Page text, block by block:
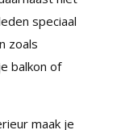
speciaal
zoals
balkon of
maak je